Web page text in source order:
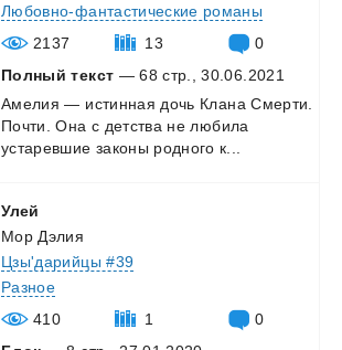
Любовно-фантастические романы
2137
13
0
Полный текст — 68 стр., 30.06.2021
Амелия — истинная дочь Клана Смерти.
Почти.
Она с детства не любила
устаревшие законы родного к...
Улей
Мор Дэлия
Цзы'дарийцы #39
Разное
410
1
0